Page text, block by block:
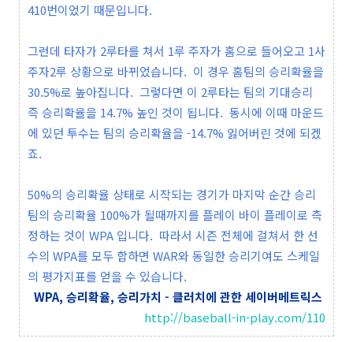
410번이었기 때문입니다.
그런데 타자가 2루타를 쳐서 1루 주자가 홈으로 들어오고 1사
주자2루 상황으로 바뀌었습니다. 이 경우 홈팀의 승리확율을
30.5%로 높아집니다. 그렇다면 이 2루타는 팀의 기대승리
즉 승리확율을 14.7% 높인 것이 됩니다. 동시에 이때 마운드
에 있던 투수는 팀의 승리확율을 -14.7% 잃어버린 것에 되겠
죠.
50%의 승리확율 상태로 시작되는 경기가 마지막 순간 승리
팀의 승리확율 100%가 될때까지를 플레이 바이 플레이로 측
정하는 것이 WPA 입니다. 따라서 시즌 전체에 걸쳐서 한 선
수의 WPA를 모두 합하면 WAR와 동일한 승리기여도 스케일
의 평가지표를 얻을 수 있습니다.
WPA, 승리확율, 승리가치 - 클러치에 관한 세이버메트릭스
http://baseball-in-play.com/110